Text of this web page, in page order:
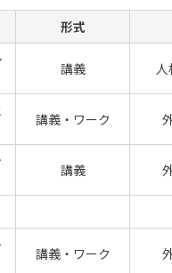
形式
講義
講義・ワーク
講義
講義・ワーク